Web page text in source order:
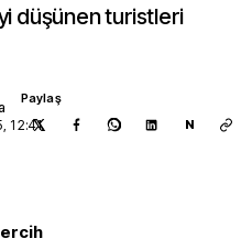
düşünen turistleri
12:41
Paylaş
N